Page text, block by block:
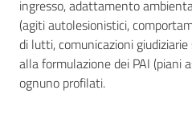
ingresso, adattamento
(agiti autolesionistici,
di lutti, comunicazioni
alla formulazione dei PAI (piani
ognuno profilati.